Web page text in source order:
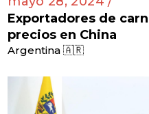
Exportadores de
precios en China
Argentina 🇦🇷